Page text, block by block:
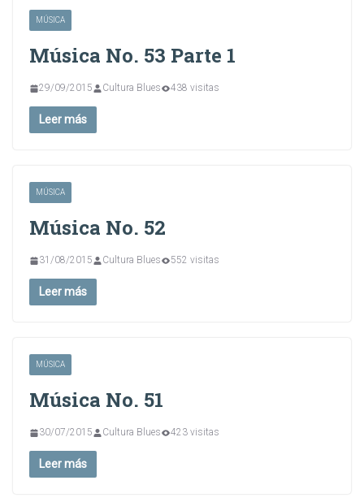
MÚSICA
Música No. 53 Parte 1
29/09/2015 Cultura Blues 438 visitas
Leer más
MÚSICA
Música No. 52
31/08/2015 Cultura Blues 552 visitas
Leer más
MÚSICA
Música No. 51
30/07/2015 Cultura Blues 423 visitas
Leer más